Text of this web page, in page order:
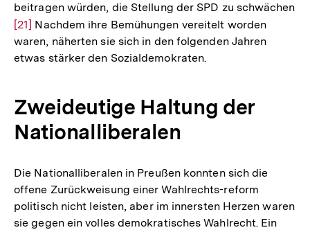
beitragen würden, die Stellung der SPD zu schwächen
Zur
Auflösung
der
[21] Nachdem ihre Bemühungen vereitelt worden
waren, näherten sie sich in den folgenden Jahren
etwas stärker den Sozialdemokraten.
Zweideutige Haltung der
Nationalliberalen
Die Nationalliberalen in Preußen konnten sich die
offene Zurückweisung einer Wahlrechts-reform
politisch nicht leisten, aber im innersten Herzen waren
sie gegen ein volles demokratisches Wahlrecht. Ein